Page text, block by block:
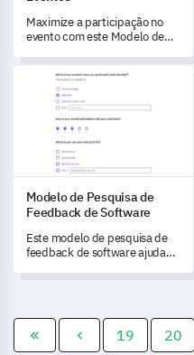
Maximize a participação no
evento com este Modelo de
Datas para Eventos que
permite entender a
disponibilidade e preferências
dos participantes.
Modelo de Pesquisa de
Modelo de Pesquisa de
Feedback de Software
Este modelo de pesquisa de
feedback de software ajuda
19 20